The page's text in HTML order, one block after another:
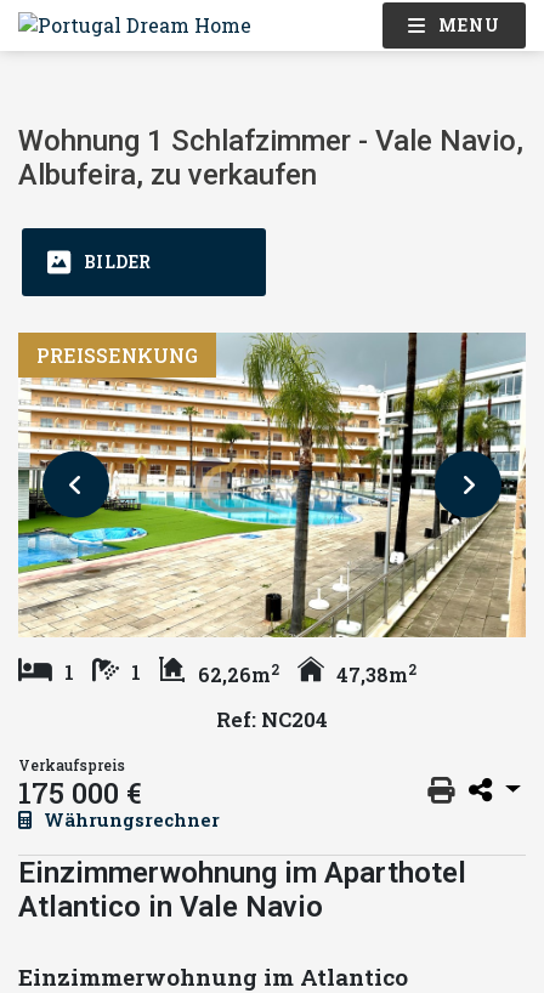
MENU
Wohnung 1 Schlafzimmer - Vale Navio,
Albufeira, zu verkaufen
BILDER
PREISSENKUNG
1 1 62,26m2 47,38m2
Ref: NC204
Verkaufspreis
175 000 €
Währungsrechner
Einzimmerwohnung im Aparthotel
Atlantico in Vale Navio
Einzimmerwohnung im Atlantico